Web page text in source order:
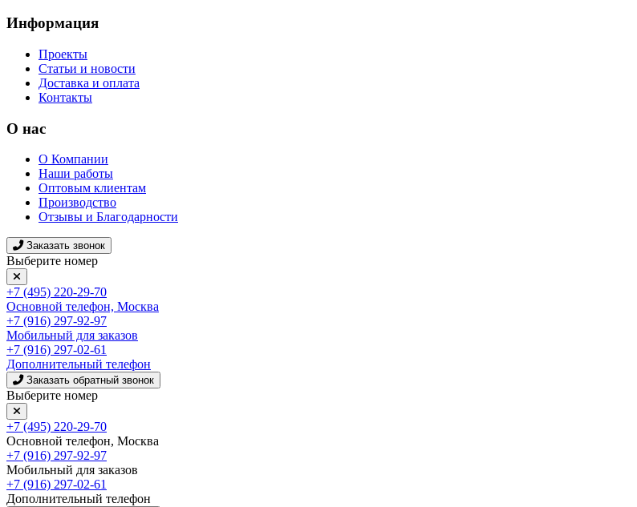
Информация
Проекты
Статьи и новости
Доставка и оплата
Контакты
О нас
О Компании
Наши работы
Оптовым клиентам
Производство
Отзывы и Благодарности
Заказать звонок
Выберите номер
+7 (495) 220-29-70
Основной телефон, Москва
+7 (916) 297-92-97
Мобильный для заказов
+7 (916) 297-02-61
Дополнительный телефон
Заказать обратный звонок
Выберите номер
+7 (495) 220-29-70
Основной телефон, Москва
+7 (916) 297-92-97
Мобильный для заказов
+7 (916) 297-02-61
Дополнительный телефон